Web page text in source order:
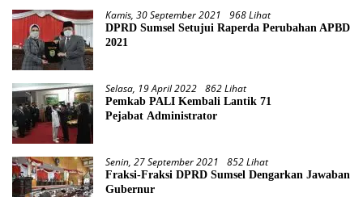
Kamis, 30 September 2021 968 Lihat
DPRD Sumsel Setujui Raperda Perubahan APBD
2021
Selasa, 19 April 2022 862 Lihat
Pemkab PALI Kembali Lantik 71
Pejabat Administrator
Senin, 27 September 2021 852 Lihat
Fraksi-Fraksi DPRD Sumsel Dengarkan Jawaban
Gubernur